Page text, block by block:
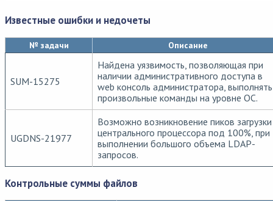
Известные ошибки и недочеты
№ задачи Описание
SUM-15275
Найдена уязвимость, позволяющая при
наличии административного доступа в
web консоль администратора, выполнять
произвольные команды на уровне ОС.
UGDNS-21977
Возможно возникновение пиков загрузки
центрального процессора под 100%, при
выполнении большого объема LDAP-
запросов.
Контрольные суммы файлов